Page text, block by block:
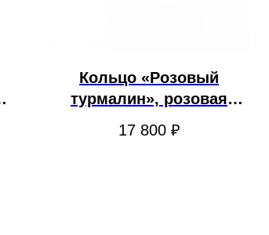
Кольцо «Розовый
турмалин», розовая
17 800 ₽